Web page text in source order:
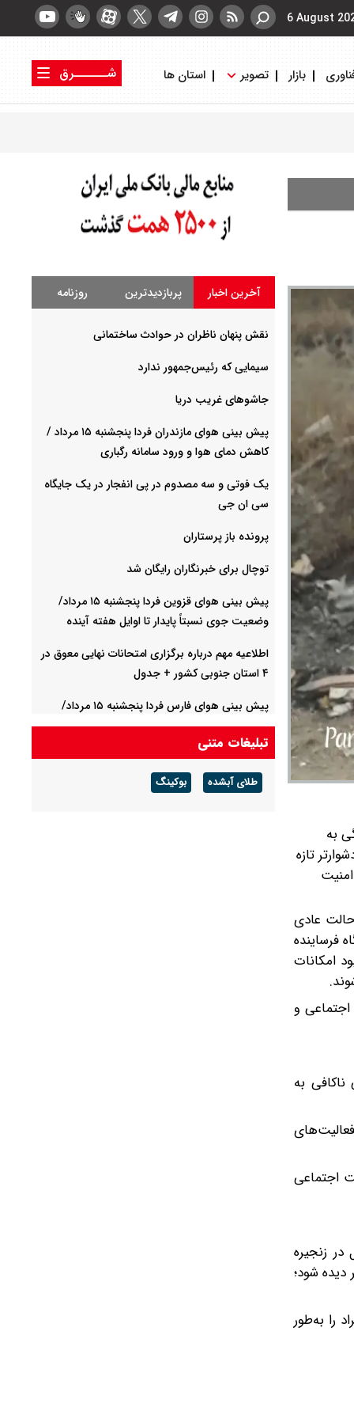
6 August
بازار تصویر استان ها
شــــــرق
به
تازه
عادی
فرساینده
امکانات
اجتماعی و
به
اجتماعی
زنجیره
دیده شود؛
را به‌طور
آخرین اخبار پربازدیدترین روزنامه
نقش پنهان ناظران در حوادث ساختمانی
سیمایی که رئیس‌جمهور ندارد
جاشوهای غریب دریا
پیش بینی هوای مازندران فردا پنجشنبه ۱۵ مرداد /
کاهش دمای هوا و ورود سامانه رگباری
یک فوتی و سه مصدوم در پی انفجار در یک جایگاه
سی ان جی
پرونده باز پرستاران
توچال برای خبرنگاران رایگان شد
پیش بینی هوای قزوین فردا پنجشنبه ۱۵ مرداد/
وضعیت جوی نسبتاً پایدار تا اوایل هفته آینده
اطلاعیه مهم درباره برگزاری امتحانات نهایی معوق در
۴ استان جنوبی کشور + جدول
پیش بینی هوای فارس فردا پنجشنبه ۱۵ مرداد/
احتمال آب‌گرفتگی و سیلابی شدن مسیل‌ها
تبلیغات متنی
طلای آبشده بوکینگ